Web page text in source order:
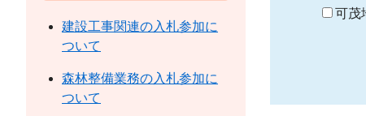
り可茂
建設工事関連の入札参加に
ついて
森林整備業務の入札参加に
ついて